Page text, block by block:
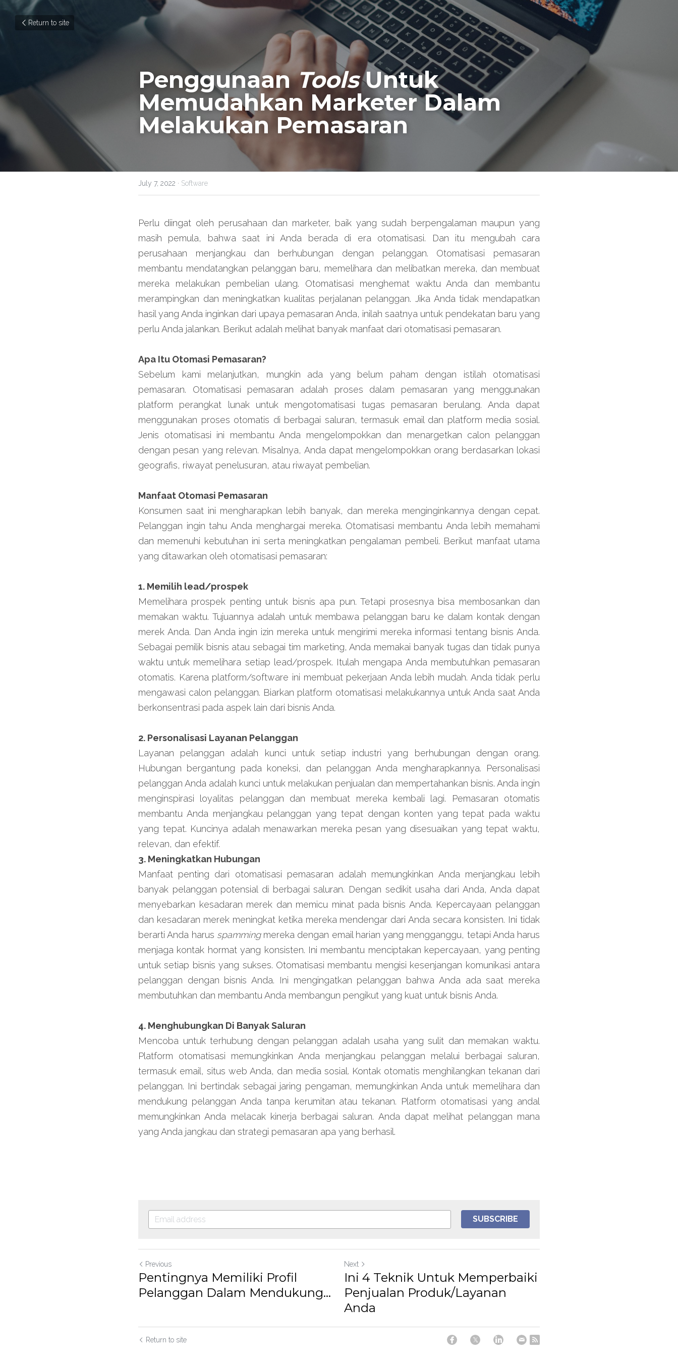
Return to site
Penggunaan Tools Untuk
Memudahkan Marketer Dalam
Melakukan Pemasaran
July 7, 2022 · Software
Perlu diingat oleh perusahaan dan marketer, baik yang sudah berpengalaman maupun yang
masih pemula, bahwa saat ini Anda berada di era otomatisasi. Dan itu mengubah cara
perusahaan menjangkau dan berhubungan dengan pelanggan. Otomatisasi pemasaran
membantu mendatangkan pelanggan baru, memelihara dan melibatkan mereka, dan membuat
mereka melakukan pembelian ulang. Otomatisasi menghemat waktu Anda dan membantu
merampingkan dan meningkatkan kualitas perjalanan pelanggan. Jika Anda tidak mendapatkan
hasil yang Anda inginkan dari upaya pemasaran Anda, inilah saatnya untuk pendekatan baru yang
perlu Anda jalankan. Berikut adalah melihat banyak manfaat dari otomatisasi pemasaran.
Apa Itu Otomasi Pemasaran?
Sebelum kami melanjutkan, mungkin ada yang belum paham dengan istilah otomatisasi
pemasaran. Otomatisasi pemasaran adalah proses dalam pemasaran yang menggunakan
platform perangkat lunak untuk mengotomatisasi tugas pemasaran berulang. Anda dapat
menggunakan proses otomatis di berbagai saluran, termasuk email dan platform media sosial.
Jenis otomatisasi ini membantu Anda mengelompokkan dan menargetkan calon pelanggan
dengan pesan yang relevan. Misalnya, Anda dapat mengelompokkan orang berdasarkan lokasi
geografis, riwayat penelusuran, atau riwayat pembelian.
Manfaat Otomasi Pemasaran
Konsumen saat ini mengharapkan lebih banyak, dan mereka menginginkannya dengan cepat.
Pelanggan ingin tahu Anda menghargai mereka. Otomatisasi membantu Anda lebih memahami
dan memenuhi kebutuhan ini serta meningkatkan pengalaman pembeli. Berikut manfaat utama
yang ditawarkan oleh otomatisasi pemasaran:
1. Memilih lead/prospek
Memelihara prospek penting untuk bisnis apa pun. Tetapi prosesnya bisa membosankan dan
memakan waktu. Tujuannya adalah untuk membawa pelanggan baru ke dalam kontak dengan
merek Anda. Dan Anda ingin izin mereka untuk mengirimi mereka informasi tentang bisnis Anda.
Sebagai pemilik bisnis atau sebagai tim marketing, Anda memakai banyak tugas dan tidak punya
waktu untuk memelihara setiap lead/prospek. Itulah mengapa Anda membutuhkan pemasaran
otomatis. Karena platform/software ini membuat pekerjaan Anda lebih mudah. Anda tidak perlu
mengawasi calon pelanggan. Biarkan platform otomatisasi melakukannya untuk Anda saat Anda
berkonsentrasi pada aspek lain dari bisnis Anda.
2. Personalisasi Layanan Pelanggan
Layanan pelanggan adalah kunci untuk setiap industri yang berhubungan dengan orang.
Hubungan bergantung pada koneksi, dan pelanggan Anda mengharapkannya. Personalisasi
pelanggan Anda adalah kunci untuk melakukan penjualan dan mempertahankan bisnis. Anda ingin
menginspirasi loyalitas pelanggan dan membuat mereka kembali lagi. Pemasaran otomatis
membantu Anda menjangkau pelanggan yang tepat dengan konten yang tepat pada waktu
yang tepat. Kuncinya adalah menawarkan mereka pesan yang disesuaikan yang tepat waktu,
relevan, dan efektif.
3. Meningkatkan Hubungan
Manfaat penting dari otomatisasi pemasaran adalah memungkinkan Anda menjangkau lebih
banyak pelanggan potensial di berbagai saluran. Dengan sedikit usaha dari Anda, Anda dapat
menyebarkan kesadaran merek dan memicu minat pada bisnis Anda. Kepercayaan pelanggan
dan kesadaran merek meningkat ketika mereka mendengar dari Anda secara konsisten. Ini tidak
berarti Anda harus spamming mereka dengan email harian yang mengganggu, tetapi Anda harus
menjaga kontak hormat yang konsisten. Ini membantu menciptakan kepercayaan, yang penting
untuk setiap bisnis yang sukses. Otomatisasi membantu mengisi kesenjangan komunikasi antara
pelanggan dengan bisnis Anda. Ini mengingatkan pelanggan bahwa Anda ada saat mereka
membutuhkan dan membantu Anda membangun pengikut yang kuat untuk bisnis Anda.
4. Menghubungkan Di Banyak Saluran
Mencoba untuk terhubung dengan pelanggan adalah usaha yang sulit dan memakan waktu.
Platform otomatisasi memungkinkan Anda menjangkau pelanggan melalui berbagai saluran,
termasuk email, situs web Anda, dan media sosial. Kontak otomatis menghilangkan tekanan dari
pelanggan. Ini bertindak sebagai jaring pengaman, memungkinkan Anda untuk memelihara dan
mendukung pelanggan Anda tanpa kerumitan atau tekanan. Platform otomatisasi yang andal
memungkinkan Anda melacak kinerja berbagai saluran. Anda dapat melihat pelanggan mana
yang Anda jangkau dan strategi pemasaran apa yang berhasil.
SUBSCRIBE
Previous
Pentingnya Memiliki Profil
Pelanggan Dalam Mendukung...
Next
Ini 4 Teknik Untuk Memperbaiki
Penjualan Produk/Layanan
Anda
Return to site